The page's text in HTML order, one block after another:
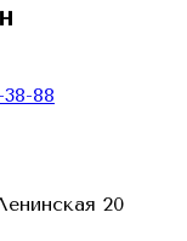
88
20